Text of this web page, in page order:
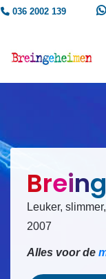
036 2002 139
Breing
Leuker,
2007
Alles voor de